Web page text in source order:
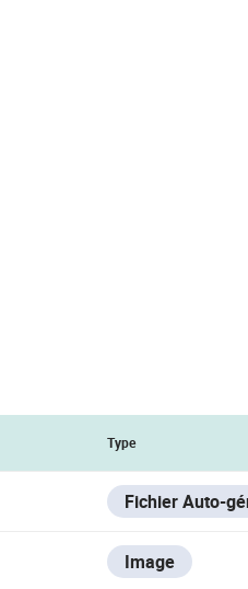
Type
Fichier Auto-
Image